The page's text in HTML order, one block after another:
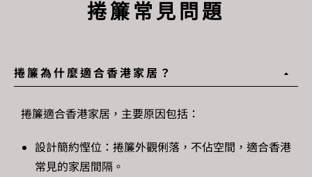
捲簾常見問題
捲簾為什麼適合香港家居？
捲簾適合香港家居，主要原因包括：
設計簡約慳位： 捲簾外觀俐落，不佔空間，適合香港
常見的家居間隔。